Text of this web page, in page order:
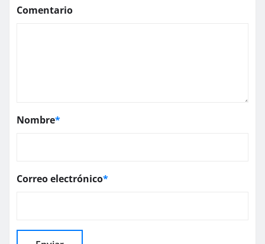
Comentario
Nombre*
Correo electrónico*